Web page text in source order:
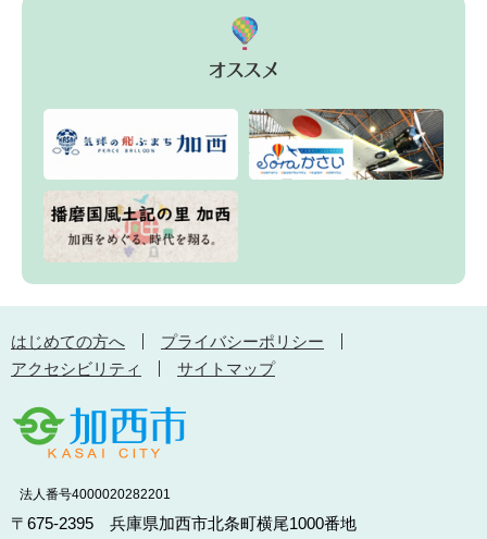
はじめての方へ
プライバシーポリシー
アクセシビリティ
サイトマップ
法人番号4000020282201
〒675-2395 兵庫県加西市北条町横尾1000番地